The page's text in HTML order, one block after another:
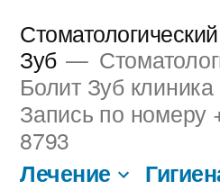
содержимому
Зуб
Болит Зуб
Запись по номеру
8793
Лечение